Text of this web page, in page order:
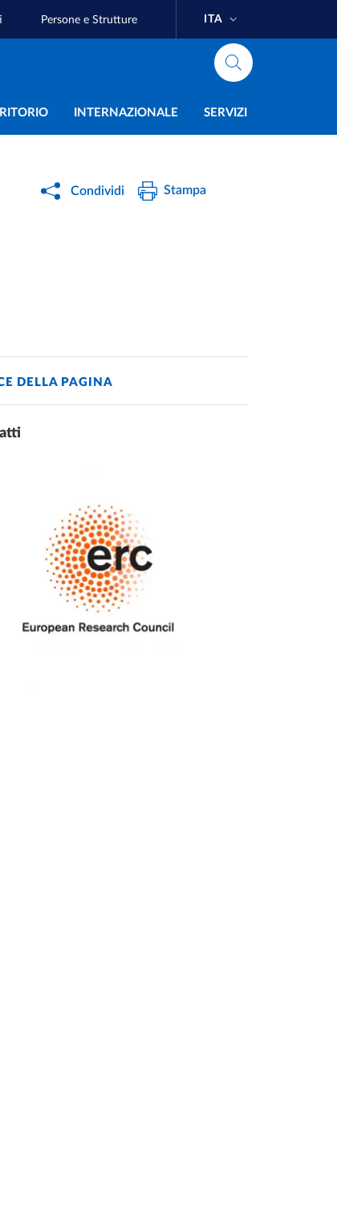
Persone e Strutture ITA
INTERNAZIONALE SERVIZI
Condividi Stampa
DELLA PAGINA